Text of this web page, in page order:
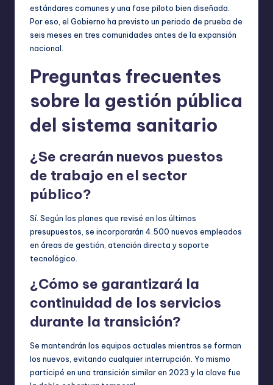
estándares comunes y una fase piloto bien diseñada.
Por eso, el Gobierno ha previsto un periodo de prueba de
seis meses en tres comunidades antes de la expansión
nacional.
Preguntas frecuentes
sobre la gestión pública
del sistema sanitario
¿Se crearán nuevos puestos
de trabajo en el sector
público?
Sí. Según los planes que revisé en los últimos
presupuestos, se incorporarán 4.500 nuevos empleados
en áreas de gestión, atención directa y soporte
tecnológico.
¿Cómo se garantizará la
continuidad de los servicios
durante la transición?
Se mantendrán los equipos actuales mientras se forman
los nuevos, evitando cualquier interrupción. Yo mismo
participé en una transición similar en 2023 y la clave fue